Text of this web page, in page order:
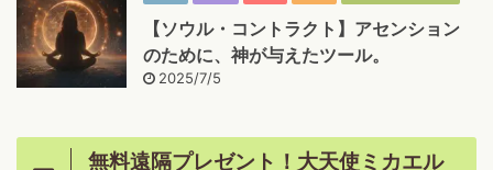
【ソウル・コントラクト】アセンション
のために、神が与えたツール。
2025/7/5
無料遠隔プレゼント！大天使ミカエル